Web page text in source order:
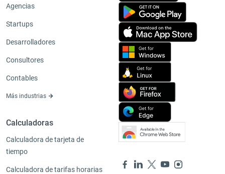
Agencias
Startups
Desarrolladores
Consultores
Contables
Más industrias
Calculadoras
Calculadora de tarjeta de
tiempo
Calculadora de tarifas horarias